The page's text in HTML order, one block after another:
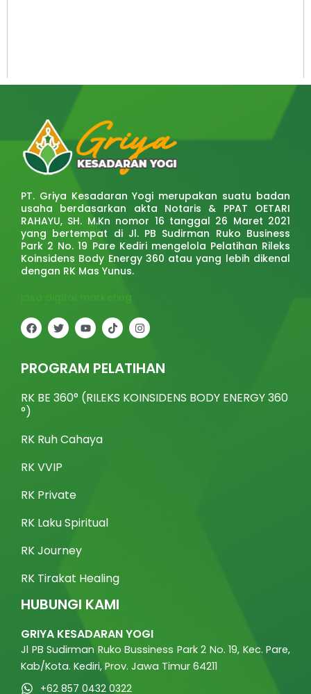
PT. Griya Kesadaran Yogi merupakan suatu badan
usaha berdasarkan akta Notaris & PPAT OETARI
RAHAYU, SH. M.Kn nomor 16 tanggal 26 Maret 2021
yang bertempat di Jl. PB Sudirman Ruko Business
Park 2 No. 19 Pare Kediri mengelola Pelatihan Rileks
Koinsidens Body Energy 360 atau yang lebih dikenal
dengan RK Mas Yunus.
jasa digital marketing
F
a
b
o
k
T
w
t
e
Y
o
u
b
T
i
o
k
I
n
a
g
a
m
PROGRAM PELATIHAN
RK BE 360° (RILEKS KOINSIDENS BODY ENERGY 360
°)
RK Ruh Cahaya
RK VVIP
RK Private
RK Laku Spiritual
RK Journey
RK Tirakat Healing
HUBUNGI KAMI
GRIYA KESADARAN YOGI
Jl PB Sudirman Ruko Bussiness Park 2 No. 19, Kec. Pare,
Kab/Kota. Kediri, Prov. Jawa Timur 64211
+62 857 0432 0322